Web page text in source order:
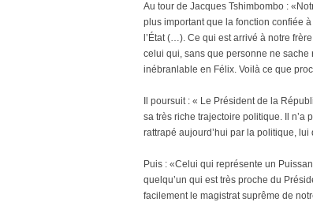
Au tour de Jacques Tshimbombo :
plus important que la fonction confiée
l’État (…). Ce qui est arrivé à notre
celui qui, sans que personne ne
inébranlable en Félix. Voilà ce que
Il poursuit : « Le Président de la
sa très riche trajectoire politique. Il n’a
rattrapé aujourd’hui par la politique,
Puis : «Celui qui représente un
quelqu’un qui est très proche du
facilement le magistrat suprême de